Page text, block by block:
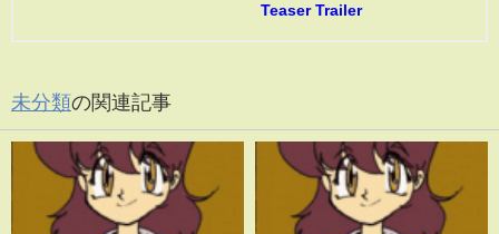
Teaser Trailer
未分類の関連記事